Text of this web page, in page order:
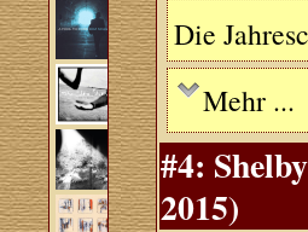
Die
Mehr ...
#4:
2015)